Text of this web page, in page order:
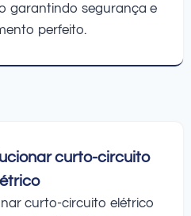
garantindo segurança e
perfeito.
curto-circuito
curto-circuito elétrico